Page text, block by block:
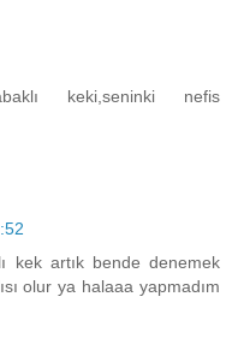
keki,seninki nefis
kek artık bende denemek
olur ya halaaa yapmadım